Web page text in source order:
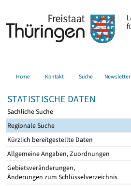
Home Kontakt Suche Newsletter
STATISTISCHE DATEN
Sachliche Suche
Regionale Suche
Kürzlich bereitgestellte Daten
Allgemeine Angaben, Zuordnungen
Gebietsveränderungen,
Änderungen zum Schlüsselverzeichnis